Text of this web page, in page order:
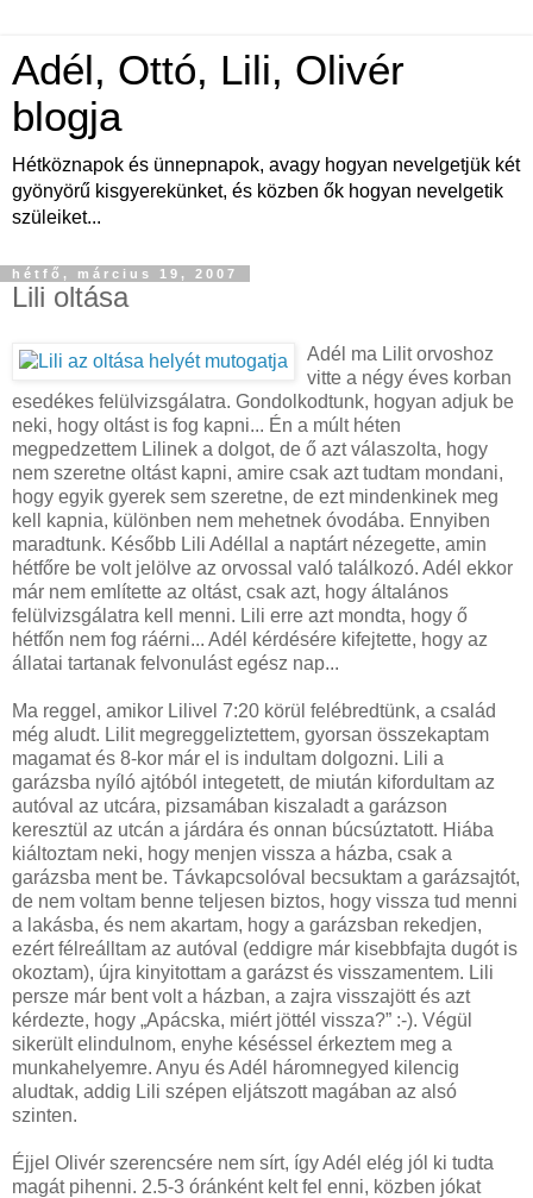
Adél, Ottó, Lili, Olivér
blogja
Hétköznapok és ünnepnapok, avagy hogyan nevelgetjük két
gyönyörű kisgyerekünket, és közben ők hogyan nevelgetik
szüleiket...
hétfő, március 19, 2007
Lili oltása
Adél ma Lilit orvoshoz
vitte a négy éves korban
esedékes felülvizsgálatra. Gondolkodtunk, hogyan adjuk be
neki, hogy oltást is fog kapni... Én a múlt héten
megpedzettem Lilinek a dolgot, de ő azt válaszolta, hogy
nem szeretne oltást kapni, amire csak azt tudtam mondani,
hogy egyik gyerek sem szeretne, de ezt mindenkinek meg
kell kapnia, különben nem mehetnek óvodába. Ennyiben
maradtunk. Később Lili Adéllal a naptárt nézegette, amin
hétfőre be volt jelölve az orvossal való találkozó. Adél ekkor
már nem említette az oltást, csak azt, hogy általános
felülvizsgálatra kell menni. Lili erre azt mondta, hogy ő
hétfőn nem fog ráérni... Adél kérdésére kifejtette, hogy az
állatai tartanak felvonulást egész nap...
Ma reggel, amikor Lilivel 7:20 körül felébredtünk, a család
még aludt. Lilit megreggeliztettem, gyorsan összekaptam
magamat és 8-kor már el is indultam dolgozni. Lili a
garázsba nyíló ajtóból integetett, de miután kifordultam az
autóval az utcára, pizsamában kiszaladt a garázson
keresztül az utcán a járdára és onnan búcsúztatott. Hiába
kiáltoztam neki, hogy menjen vissza a házba, csak a
garázsba ment be. Távkapcsolóval becsuktam a garázsajtót,
de nem voltam benne teljesen biztos, hogy vissza tud menni
a lakásba, és nem akartam, hogy a garázsban rekedjen,
ezért félreálltam az autóval (eddigre már kisebbfajta dugót is
okoztam), újra kinyitottam a garázst és visszamentem. Lili
persze már bent volt a házban, a zajra visszajött és azt
kérdezte, hogy „Apácska, miért jöttél vissza?” :-). Végül
sikerült elindulnom, enyhe késéssel érkeztem meg a
munkahelyemre. Anyu és Adél háromnegyed kilencig
aludtak, addig Lili szépen eljátszott magában az alsó
szinten.
Éjjel Olivér szerencsére nem sírt, így Adél elég jól ki tudta
magát pihenni. 2.5-3 óránként kelt fel enni, közben jókat